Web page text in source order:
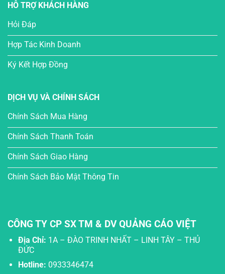
HỖ TRỢ KHÁCH HÀNG
Hỏi Đáp
Hợp Tác Kinh Doanh
Ký Kết Hợp Đồng
DỊCH VỤ VÀ CHÍNH SÁCH
Chính Sách Mua Hàng
Chính Sách Thanh Toán
Chính Sách Giao Hàng
Chính Sách Bảo Mật Thông Tin
CÔNG TY CP SX TM & DV QUẢNG CÁO VIỆT
Địa Chỉ: 1A – ĐÀO TRINH NHẤT – LINH TÂY – THỦ
ĐỨC
Hotline: 0933346474